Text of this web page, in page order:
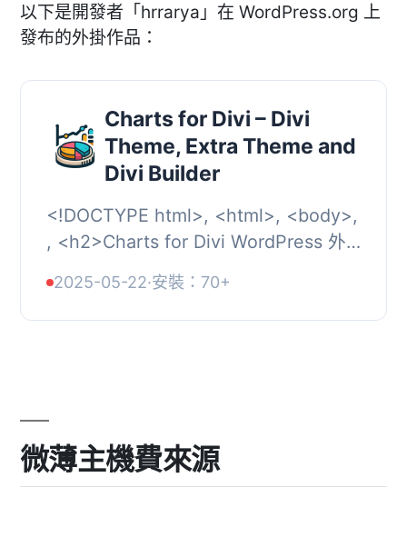
以下是開發者「hrrarya」在 WordPress.org 上
發布的外掛作品：
Charts for Divi – Divi
Theme, Extra Theme and
Divi Builder
<!DOCTYPE html>, <html>, <body>,
, <h2>Charts for Divi WordPress 外
2025-05-22·安裝：70+
微薄主機費來源